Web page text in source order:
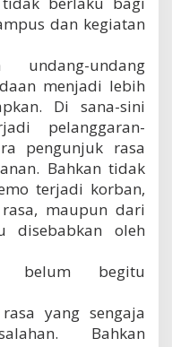
dan kegiatan
undang-undang
menjadi lebih
Di sana-sini
pelanggaran-
pengunjuk rasa
Bahkan tidak
terjadi korban,
maupun dari
disebabkan oleh
belum begitu
yang sengaja
Bahkan